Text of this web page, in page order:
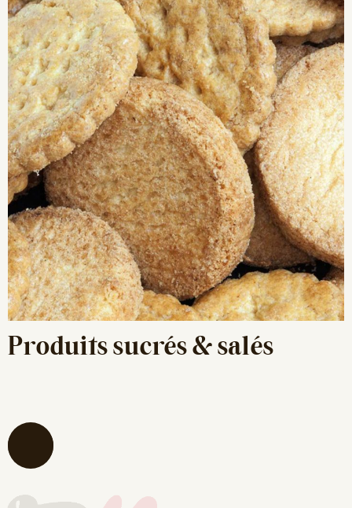
Produits sucrés & salés